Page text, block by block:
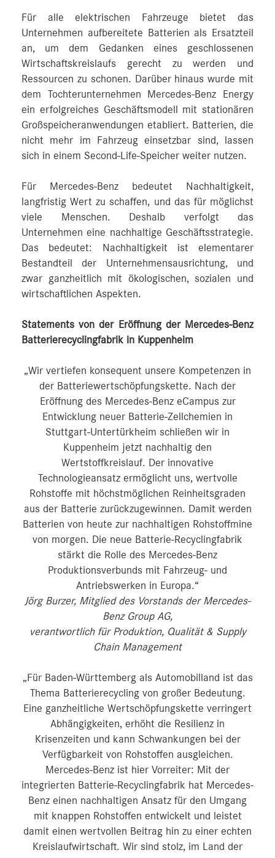
Für alle elektrischen Fahrzeuge bietet das
Unternehmen aufbereitete Batterien als Ersatzteil
an, um dem Gedanken eines geschlossenen
Wirtschaftskreislaufs gerecht zu werden und
Ressourcen zu schonen. Darüber hinaus wurde mit
dem Tochterunternehmen Mercedes-Benz Energy
ein erfolgreiches Geschäftsmodell mit stationären
Großspeicheranwendungen etabliert. Batterien, die
nicht mehr im Fahrzeug einsetzbar sind, lassen
sich in einem Second-Life-Speicher weiter nutzen.
Für Mercedes-Benz bedeutet Nachhaltigkeit,
langfristig Wert zu schaffen, und das für möglichst
viele Menschen. Deshalb verfolgt das
Unternehmen eine nachhaltige Geschäftsstrategie.
Das bedeutet: Nachhaltigkeit ist elementarer
Bestandteil der Unternehmensausrichtung, und
zwar ganzheitlich mit ökologischen, sozialen und
wirtschaftlichen Aspekten.
Statements von der Eröffnung der Mercedes-Benz
Batterierecyclingfabrik in Kuppenheim
„Wir vertiefen konsequent unsere Kompetenzen in
der Batteriewertschöpfungskette. Nach der
Eröffnung des Mercedes-Benz eCampus zur
Entwicklung neuer Batterie-Zellchemien in
Stuttgart-Untertürkheim schließen wir in
Kuppenheim jetzt nachhaltig den
Wertstoffkreislauf. Der innovative
Technologieansatz ermöglicht uns, wertvolle
Rohstoffe mit höchstmöglichen Reinheitsgraden
aus der Batterie zurückzugewinnen. Damit werden
Batterien von heute zur nachhaltigen Rohstoffmine
von morgen. Die neue Batterie-Recyclingfabrik
stärkt die Rolle des Mercedes-Benz
Produktionsverbunds mit Fahrzeug- und
Antriebswerken in Europa.“
Jörg Burzer, Mitglied des Vorstands der Mercedes-
Benz Group AG,
verantwortlich für Produktion, Qualität & Supply
Chain Management
„Für Baden-Württemberg als Automobilland ist das
Thema Batterierecycling von großer Bedeutung.
Eine ganzheitliche Wertschöpfungskette verringert
Abhängigkeiten, erhöht die Resilienz in
Krisenzeiten und kann Schwankungen bei der
Verfügbarkeit von Rohstoffen ausgleichen.
Mercedes-Benz ist hier Vorreiter: Mit der
integrierten Batterie-Recyclingfabrik hat Mercedes-
Benz einen nachhaltigen Ansatz für den Umgang
mit knappen Rohstoffen entwickelt und leistet
damit einen wertvollen Beitrag hin zu einer echten
Kreislaufwirtschaft. Wir sind stolz, im Land der